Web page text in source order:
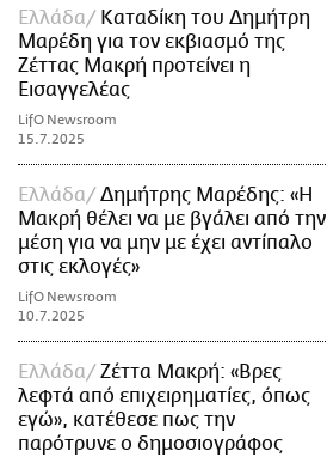
Ελλάδα
Καταδίκη του Δημήτρη
Μαρέδη για τον εκβιασμό της
Ζέττας Μακρή προτείνει η
Εισαγγελέας
LifO Newsroom
15.7.2025
Ελλάδα
Δημήτρης Μαρέδης: «Η
Μακρή θέλει να με βγάλει από την
μέση για να μην με έχει αντίπαλο
στις εκλογές»
LifO Newsroom
10.7.2025
Ελλάδα
Ζέττα Μακρή: «Βρες
λεφτά από επιχειρηματίες, όπως
εγώ», κατέθεσε πως την
παρότρυνε ο δημοσιογράφος